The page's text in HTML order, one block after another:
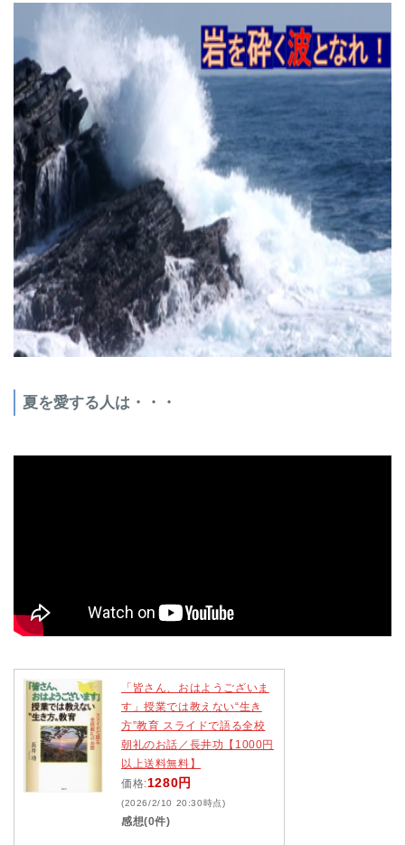
夏を愛する人は・・・
「皆さん、おはようございま
す」授業では教えない“生き
方”教育 スライドで語る全校
朝礼のお話／長井功【1000円
以上送料無料】
価格:1280円
(2026/2/10 20:30時点)
感想(0件)